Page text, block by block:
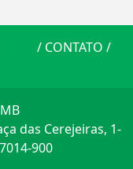
/ CONTATO /
das Cerejeiras, 1-
900